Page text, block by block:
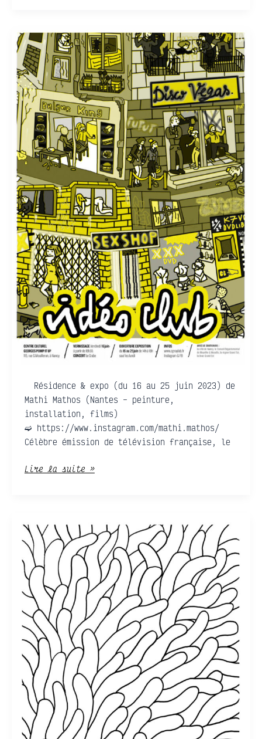
Résidence & expo (du 16 au 25 juin 2023) de
Mathi Mathos (Nantes – peinture,
installation, films)
➫ https://www.instagram.com/mathi.mathos/
Célèbre émission de télévision française, le
VIDÉO
CLUB
de
Mathi
Mathos
Lire la suite »
EN
VALEURS
:
Coloriage
participatif
par
Estelle
Chrétien